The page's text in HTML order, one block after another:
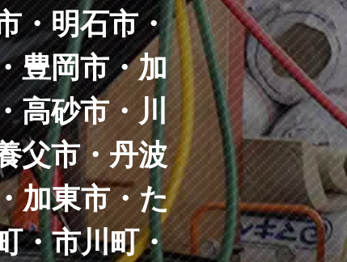
・明石市・
豊岡市・加
高砂市・川
父市・丹波
加東市・た
・市川町・